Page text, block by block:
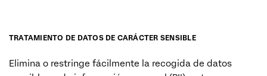
TRATAMIENTO DE DATOS DE CARÁCTER SENSIBLE
Elimina o restringe fácilmente la recogida de datos